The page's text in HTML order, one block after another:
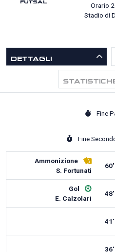
Orario
Stadio di
DETTAGLI
Fine
Fine
Ammonizione
S. Fortunati
60'
Gol
E. Calzolari
48'
41'
36'